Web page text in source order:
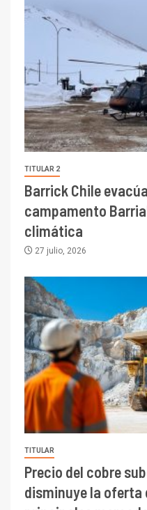
TITULAR 2
Barrick Chile
campamento
climática
27 julio, 2026
TITULAR
Precio del cobre
disminuye la oferta